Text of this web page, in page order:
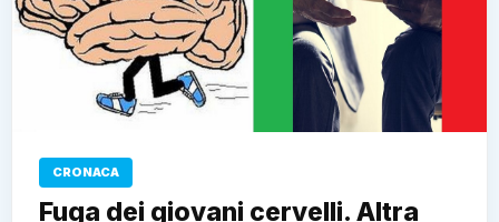
CRONACA
Fuga dei giovani cervelli. Altra